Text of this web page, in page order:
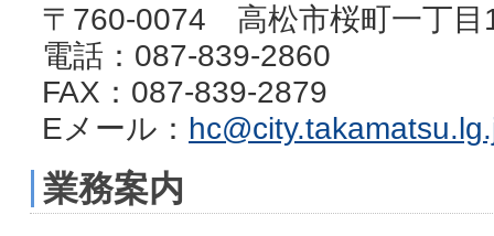
〒760-0074 高松市桜町一丁
電話：087-839-2860
FAX：087-839-2879
Eメール：
業務案内